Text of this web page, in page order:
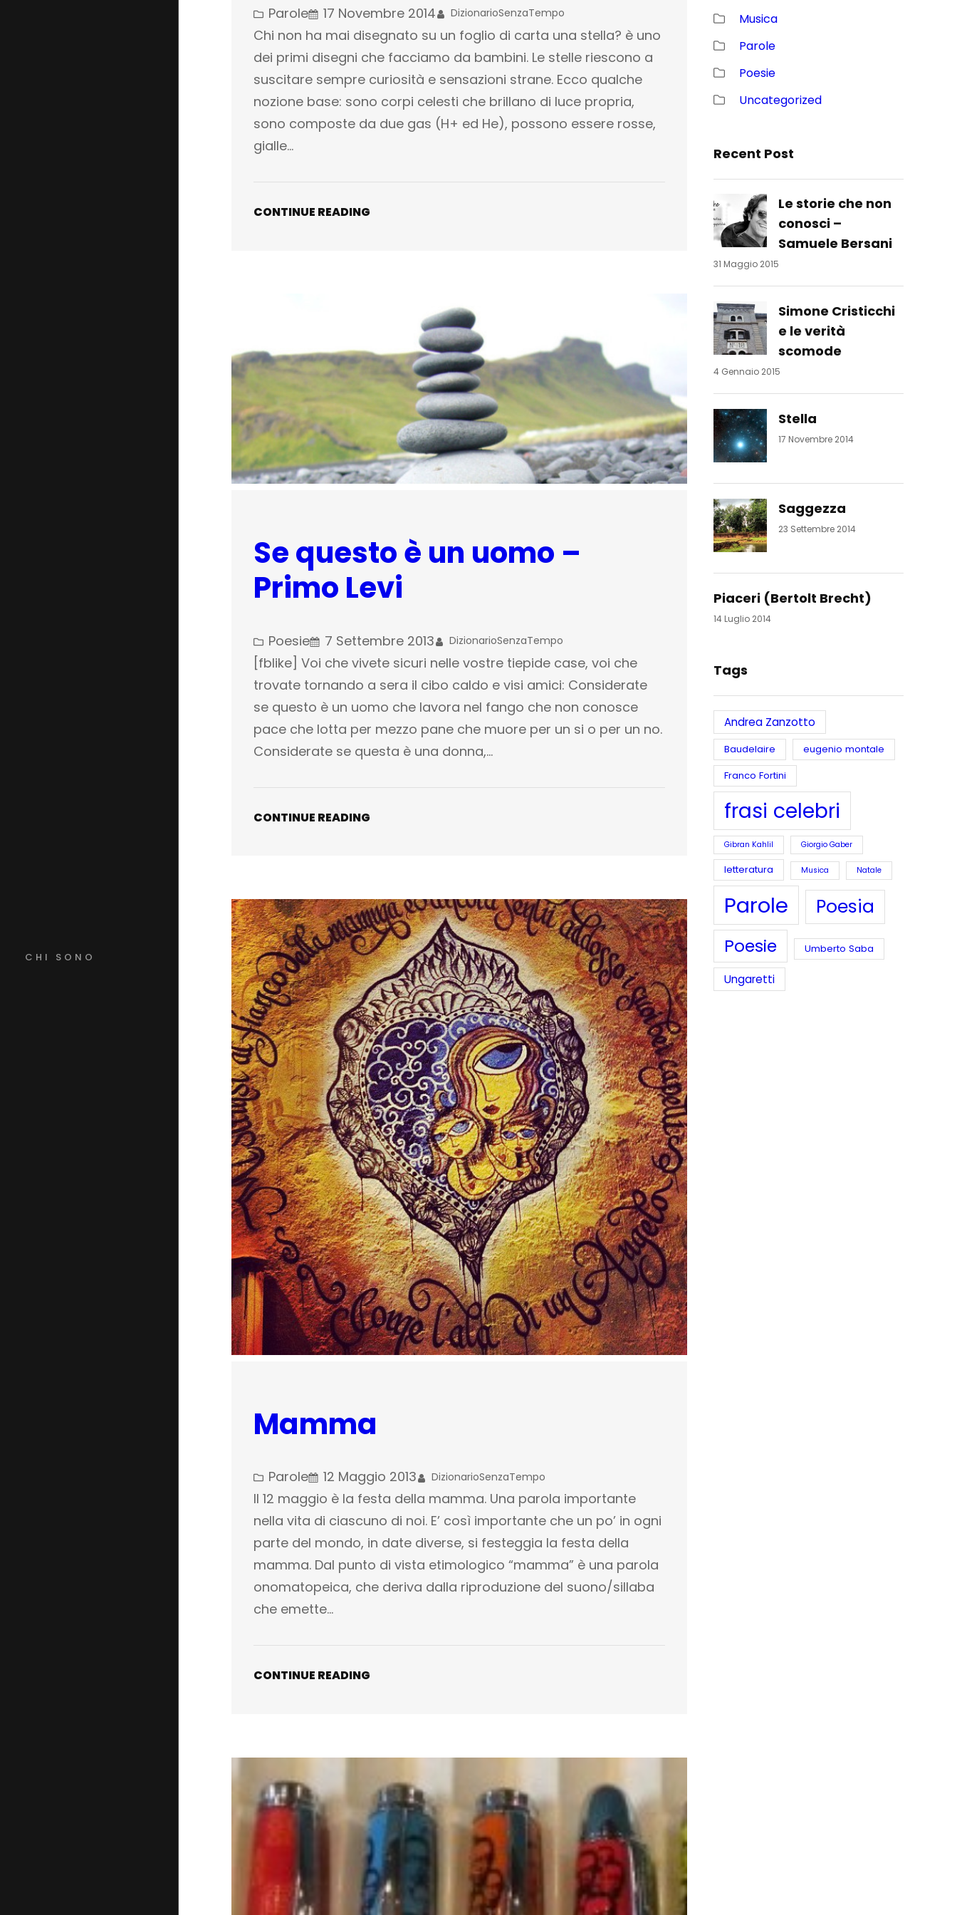
CHI SONO
Parole 17 Novembre 2014 DizionarioSenzaTempo
Chi non ha mai disegnato su un foglio di carta una stella? è uno
dei primi disegni che facciamo da bambini. Le stelle riescono a
suscitare sempre curiosità e sensazioni strane. Ecco qualche
nozione base: sono corpi celesti che brillano di luce propria,
sono composte da due gas (H+ ed He), possono essere rosse,
gialle…
CONTINUE READING
Se questo è un uomo –
Primo Levi
Poesie 7 Settembre 2013 DizionarioSenzaTempo
[fblike] Voi che vivete sicuri nelle vostre tiepide case, voi che
trovate tornando a sera il cibo caldo e visi amici: Considerate
se questo è un uomo che lavora nel fango che non conosce
pace che lotta per mezzo pane che muore per un si o per un no.
Considerate se questa è una donna,…
CONTINUE READING
Mamma
Parole 12 Maggio 2013 DizionarioSenzaTempo
Il 12 maggio è la festa della mamma. Una parola importante
nella vita di ciascuno di noi. E’ così importante che un po’ in ogni
parte del mondo, in date diverse, si festeggia la festa della
mamma. Dal punto di vista etimologico “mamma” è una parola
onomatopeica, che deriva dalla riproduzione del suono/sillaba
che emette…
CONTINUE READING
Musica
Parole
Poesie
Uncategorized
Recent Post
Le storie che non
conosci –
Samuele Bersani
31 Maggio 2015
Simone Cristicchi
e le verità
scomode
4 Gennaio 2015
Stella
17 Novembre 2014
Saggezza
23 Settembre 2014
Piaceri (Bertolt Brecht)
14 Luglio 2014
Tags
Andrea Zanzotto
Baudelaire
eugenio montale
Franco Fortini
frasi celebri
Gibran Kahlil Giorgio Gaber
letteratura Musica Natale
Parole Poesia
Poesie Umberto Saba
Ungaretti